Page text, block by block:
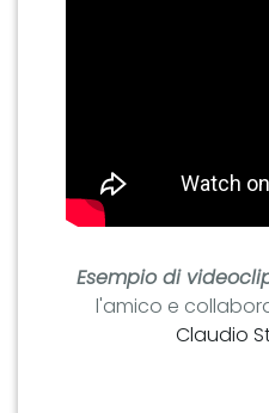
Esempio di
l'amico e
Claudio